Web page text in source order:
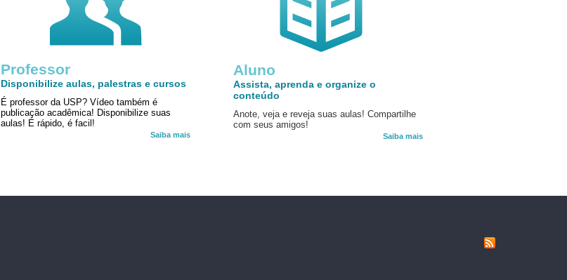
Aluno
Assista, aprenda e organize o
conteúdo
Anote, veja e reveja suas aulas! Compartilhe
com seus amigos!
Saiba mais
Professor
Disponibilize aulas, palestras e cursos
É professor da USP? Vídeo também é
publicação acadêmica! Disponibilize suas
aulas! É rápido, é facil!
Saiba mais